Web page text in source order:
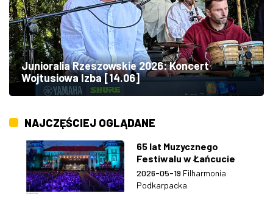
Junioralia Rzeszowskie 2026: Koncert
Wojtusiowa Izba [14.06]
NAJCZĘŚCIEJ OGLĄDANE
65 lat Muzycznego
Festiwalu w Łańcucie
2026-05-19 Filharmonia
Podkarpacka